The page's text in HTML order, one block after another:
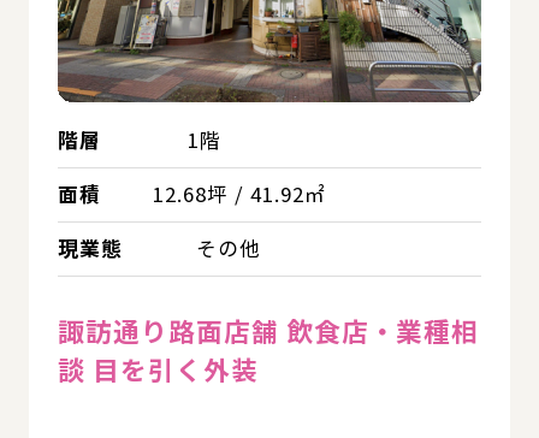
階層
1階
面積
12.68坪 / 41.92㎡
現業態
その他
諏訪通り路面店舗 飲食店・業種相
談 目を引く外装